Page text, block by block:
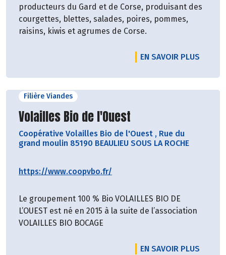
producteurs du Gard et de Corse, produisant des
courgettes, blettes, salades, poires, pommes,
raisins, kiwis et agrumes de Corse.
EN SAVOIR PLUS
Filière Viandes
Découvrir le producteur
Volailles Bio de l'Ouest
Coopérative Volailles Bio de l'Ouest , Rue du
grand moulin 85190 BEAULIEU SOUS LA ROCHE
https://www.coopvbo.fr/
Le groupement 100 % Bio VOLAILLES BIO DE
L’OUEST est né en 2015 à la suite de l’association
VOLAILLES BIO BOCAGE
EN SAVOIR PLUS